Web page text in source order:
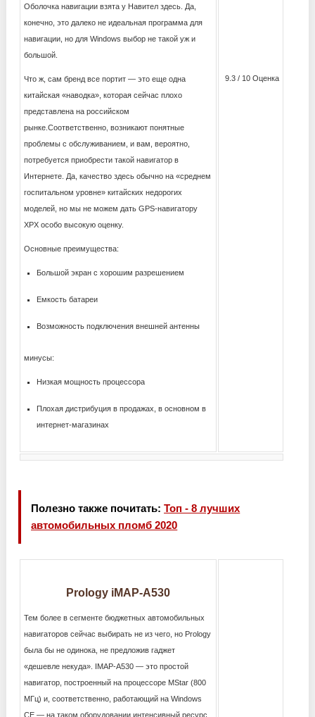
Оболочка навигации взята у Навител здесь. Да,
конечно, это далеко не идеальная программа для
навигации, но для Windows выбор не такой уж и
большой.
Что ж, сам бренд все портит — это еще одна
китайская «наводка», которая сейчас плохо
представлена ​​на российском
рынке.Соответственно, возникают понятные
проблемы с обслуживанием, и вам, вероятно,
потребуется приобрести такой навигатор в
Интернете. Да, качество здесь обычно на «среднем
госпитальном уровне» китайских недорогих
моделей, но мы не можем дать GPS-навигатору
XPX особо высокую оценку.
Основные преимущества:
Большой экран с хорошим разрешением
Емкость батареи
Возможность подключения внешней антенны
минусы:
Низкая мощность процессора
Плохая дистрибуция в продажах, в основном в
интернет-магазинах
9.3 / 10 Оценка
Полезно также почитать:Топ - 8 лучших
автомобильных пломб 2020
Prology iMAP-A530
Тем более в сегменте бюджетных автомобильных
навигаторов сейчас выбирать не из чего, но Prology
была бы не одинока, не предложив гаджет
«дешевле некуда». IMAP-A530 — это простой
навигатор, построенный на процессоре MStar (800
МГц) и, соответственно, работающий на Windows
CE — на таком оборудовании интенсивный ресурс